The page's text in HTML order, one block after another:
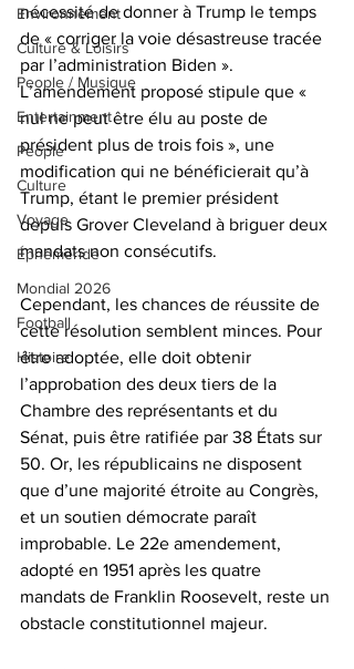
Environnement
Culture & Loisirs
People / Musique
Entertainment
People
Culture
Voyage
Éphéméride
Mondial 2026
Football
Histoire
nécessité de donner à Trump le temps
de « corriger la voie désastreuse tracée
par l’administration Biden ».
L’amendement proposé stipule que «
nul ne peut être élu au poste de
président plus de trois fois », une
modification qui ne bénéficierait qu’à
Trump, étant le premier président
depuis Grover Cleveland à briguer deux
mandats non consécutifs.
Cependant, les chances de réussite de
cette résolution semblent minces. Pour
être adoptée, elle doit obtenir
l’approbation des deux tiers de la
Chambre des représentants et du
Sénat, puis être ratifiée par 38 États sur
50. Or, les républicains ne disposent
que d’une majorité étroite au Congrès,
et un soutien démocrate paraît
improbable. Le 22e amendement,
adopté en 1951 après les quatre
mandats de Franklin Roosevelt, reste un
obstacle constitutionnel majeur.